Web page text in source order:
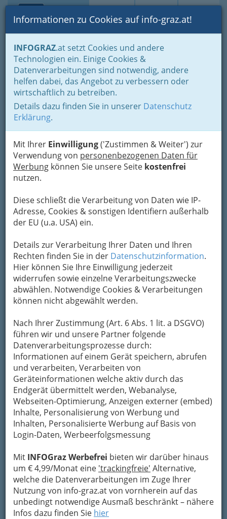
Suche Login Toggle
Informationen zu Cookies auf info-graz.at!
INFOGRAZ.at setzt Cookies und andere
Technologien ein. Einige Cookies &
Datenverarbeitungen sind notwendig, andere
helfen dabei, das Angebot zu verbessern oder
wirtschaftlich zu betreiben.
Details dazu finden Sie in unserer Datenschutz
Erklärung.
Mit Ihrer Einwilligung('Zustimmen & Weiter') zur
Verwendung von personenbezogenen Daten für
Werbung können Sie unsere Seite kostenfrei
nutzen.
Diese schließt die Verarbeitung von Daten wie IP-
Adresse, Cookies & sonstigen Identifiern außerhalb
der EU (u.a. USA) ein.
Details zur Verarbeitung Ihrer Daten und Ihren
Rechten finden Sie in der Datenschutzinformation.
Hier können Sie Ihre Einwilligung jederzeit
widerrufen sowie einzelne Verarbeitungszwecke
abwählen. Notwendige Cookies & Verarbeitungen
können nicht abgewählt werden.
Nach Ihrer Zustimmung (Art. 6 Abs. 1 lit. a DSGVO)
führen wir und unsere Partner folgende
Datenverarbeitungsprozesse durch:
Informationen auf einem Gerät speichern, abrufen
und verarbeiten, Verarbeiten von
Geräteinformationen welche aktiv durch das
Endgerät übermittelt werden, Webanalyse,
Webseiten-Optimierung, Anzeigen externer (embed)
Inhalte, Personalisierung von Werbung und
Inhalten, Personalisierte Werbung auf Basis von
Login-Daten, Werbeerfolgsmessung
Mit INFOGraz Werbefrei bieten wir darüber hinaus
um € 4,99/Monat eine 'trackingfreie' Alternative,
welche die Datenverarbeitungen im Zuge Ihrer
Nutzung von info-graz.at von vornherein auf das
unbedingt notwendige Ausmaß beschränkt – nähere
Infos dazu finden Sie hier
Home Branchen
Einkaufen & Schenken - der Handel
Handel in Graz
Dinge des täglichen Lebens
Juwelen, Uhren, Kunst, Antiquitäten, Briefmarken
Antiquitätenhandel - Kunstgegenständehandel
Mag. Bernd Holasek Kunst
Galerie
Färbergasse 5, 8010 Graz
+43 699 1134 2242
Gutschein
Karte
Karte anzeigen
Kontaktaufnahme
Um die Info-Graz Firmenvor Spam-Mails zu
bewahren, verwenden wir an dieser Stelle zur
Übermittlung Ihrer Nachricht ein sicheres
Formular. Ihre Nachricht wird nach dem
Absenden umgehend per Mail an das
Unternehmen Bernd Holasek Kunst Galerie
weitergeleitet.
Mein Name
Meine Email Adresse
Mein Betreff
Meine Nachricht